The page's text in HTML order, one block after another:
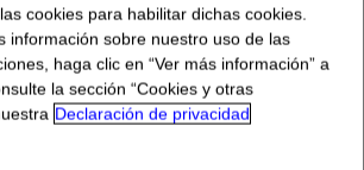
to be used as an additive in
composites. Easy to use and apply in
pellets or powdery additives. It
process by decreasing torque
on surface properties by improving
cookies para habilitar dichas cookies.
información sobre nuestro uso de las
haga clic en “Ver más información” a
la sección “Cookies y otras
Declaración de privacidad